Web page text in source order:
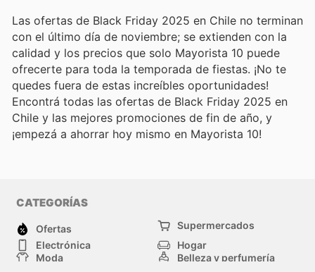
Las ofertas de Black Friday 2025 en Chile no terminan
con el último día de noviembre; se extienden con la
calidad y los precios que solo Mayorista 10 puede
ofrecerte para toda la temporada de fiestas. ¡No te
quedes fuera de estas increíbles oportunidades!
Encontrá todas las ofertas de Black Friday 2025 en
Chile y las mejores promociones de fin de año, y
¡empezá a ahorrar hoy mismo en Mayorista 10!
CATEGORÍAS
Ofertas
Supermercados
Electrónica
Hogar
Moda
Belleza y perfumería